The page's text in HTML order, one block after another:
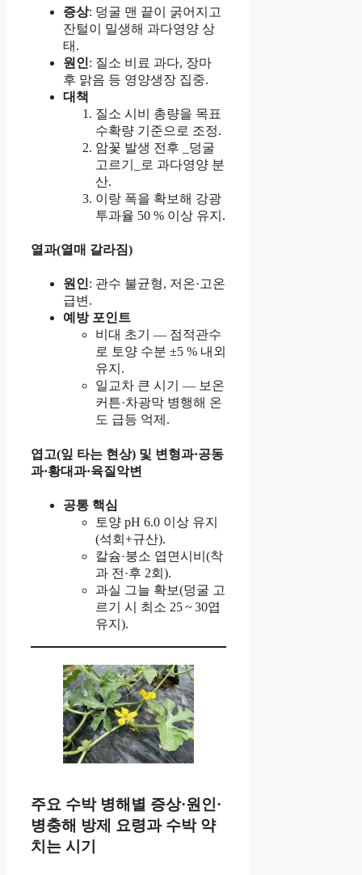
증상: 덩굴 맨 끝이 굵어지고
잔털이 밀생해 과다영양 상
태.
원인: 질소 비료 과다, 장마
후 맑음 등 영양생장 집중.
대책
질소 시비 총량을 목표
수확량 기준으로 조정.
암꽃 발생 전후 _덩굴
고르기_로 과다영양 분
산.
이랑 폭을 확보해 강광
투과율 50 % 이상 유지.
열과(열매 갈라짐)
원인: 관수 불균형, 저온·고온
급변.
예방 포인트
비대 초기 — 점적관수
로 토양 수분 ±5 % 내외
유지.
일교차 큰 시기 — 보온
커튼·차광막 병행해 온
도 급등 억제.
엽고(잎 타는 현상) 및 변형과·공동
과·황대과·육질악변
공통 핵심
토양 pH 6.0 이상 유지
(석회+규산).
칼슘·붕소 엽면시비(착
과 전·후 2회).
과실 그늘 확보(덩굴 고
르기 시 최소 25 ~ 30엽
유지).
주요 수박 병해별 증상·원인·
병충해 방제 요령과 수박 약
치는 시기